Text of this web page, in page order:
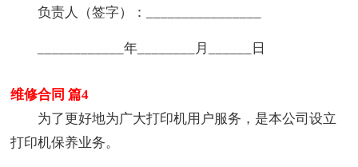
负责人（签字）：________________
____________年________月______日
维修合同 篇4
为了更好地为广大打印机用户服务，是本公司设立
打印机保养业务。